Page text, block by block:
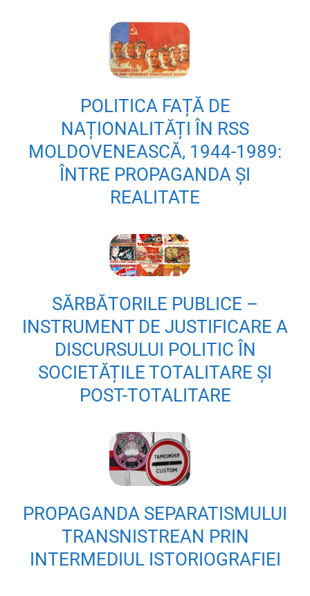
POLITICA FAȚĂ DE
NAȚIONALITĂȚI ÎN RSS
MOLDOVENEASCĂ, 1944-1989:
ÎNTRE PROPAGANDA ȘI
REALITATE
SĂRBĂTORILE PUBLICE –
INSTRUMENT DE JUSTIFICARE A
DISCURSULUI POLITIC ÎN
SOCIETĂȚILE TOTALITARE ȘI
POST-TOTALITARE
PROPAGANDA SEPARATISMULUI
TRANSNISTREAN PRIN
INTERMEDIUL ISTORIOGRAFIEI